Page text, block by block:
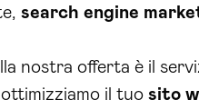
search engine
nostra offerta è il
il tuo sito